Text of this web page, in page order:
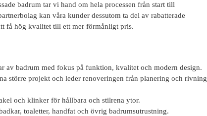
badrum tar vi hand om hela processen från start till
kan våra kunder dessutom ta del av rabatterade
få hög kvalitet till ett mer förmånligt pris.
av badrum med fokus på funktion, kvalitet och modern design.
större projekt och leder renoveringen från planering och rivning
och klinker för hållbara och stilrena ytor.
toaletter, handfat och övrig badrumsutrustning.